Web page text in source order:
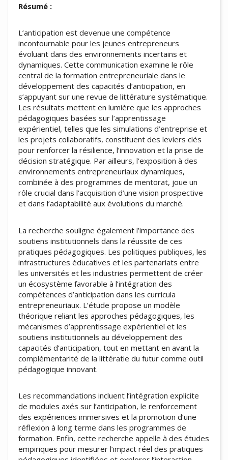
Résumé :
L’anticipation est devenue une compétence
incontournable pour les jeunes entrepreneurs
évoluant dans des environnements incertains et
dynamiques. Cette communication examine le rôle
central de la formation entrepreneuriale dans le
développement des capacités d’anticipation, en
s’appuyant sur une revue de littérature systématique.
Les résultats mettent en lumière que les approches
pédagogiques basées sur l’apprentissage
expérientiel, telles que les simulations d’entreprise et
les projets collaboratifs, constituent des leviers clés
pour renforcer la résilience, l’innovation et la prise de
décision stratégique. Par ailleurs, l’exposition à des
environnements entrepreneuriaux dynamiques,
combinée à des programmes de mentorat, joue un
rôle crucial dans l’acquisition d’une vision prospective
et dans l’adaptabilité aux évolutions du marché.
La recherche souligne également l’importance des
soutiens institutionnels dans la réussite de ces
pratiques pédagogiques. Les politiques publiques, les
infrastructures éducatives et les partenariats entre
les universités et les industries permettent de créer
un écosystème favorable à l’intégration des
compétences d’anticipation dans les curricula
entrepreneuriaux. L’étude propose un modèle
théorique reliant les approches pédagogiques, les
mécanismes d’apprentissage expérientiel et les
soutiens institutionnels au développement des
capacités d’anticipation, tout en mettant en avant la
complémentarité de la littératie du futur comme outil
pédagogique innovant.
Les recommandations incluent l’intégration explicite
de modules axés sur l’anticipation, le renforcement
des expériences immersives et la promotion d’une
réflexion à long terme dans les programmes de
formation. Enfin, cette recherche appelle à des études
empiriques pour mesurer l’impact réel des pratiques